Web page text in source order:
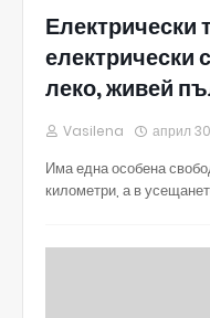
Електрически
електрически
леко, живей
Vasilena април
Има една особена
километри, а в